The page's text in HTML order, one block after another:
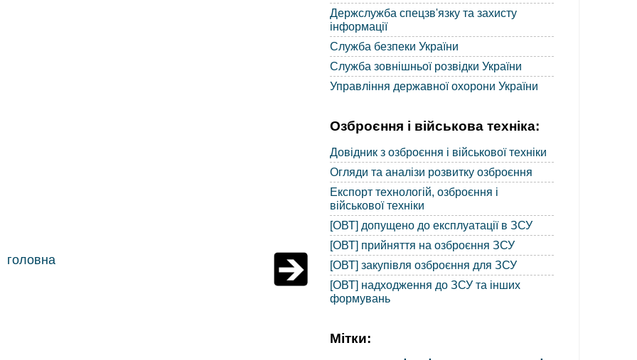
головна
Держслужба спецзв'язку та захисту
інформації
Служба безпеки України
Служба зовнішньої розвідки України
Управління державної охорони України
Озброєння і військова техніка:
Довідник з озброєння і військової техніки
Огляди та аналізи розвитку озброєння
Експорт технологій, озброєння і
військової техніки
[ОВТ] допущено до експлуатації в ЗСУ
[ОВТ] прийняття на озброєння ЗСУ
[ОВТ] закупівля озброєння для ЗСУ
[ОВТ] надходження до ЗСУ та інших
формувань
Мітки: